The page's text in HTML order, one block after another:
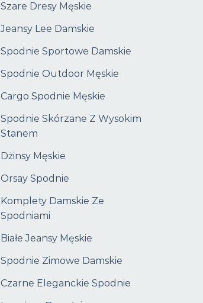
Szare Dresy Męskie
Jeansy Lee Damskie
Spodnie Sportowe Damskie
Spodnie Outdoor Męskie
Cargo Spodnie Męskie
Spodnie Skórzane Z Wysokim
Stanem
Dżinsy Męskie
Orsay Spodnie
Komplety Damskie Ze
Spodniami
Białe Jeansy Męskie
Spodnie Zimowe Damskie
Czarne Eleganckie Spodnie